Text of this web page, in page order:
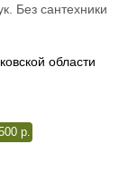
Без сантехники
области
р.